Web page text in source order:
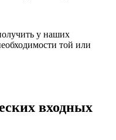
у наших
той или
входных